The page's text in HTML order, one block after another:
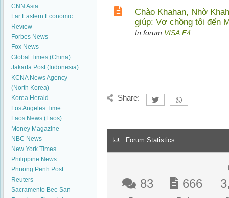
CNN Asia
Far Eastern Economic
Review
Forbes News
Fox News
Global Times (China)
Jakarta Post (Indonesia)
KCNA News Agency
(North Korea)
Korea Herald
Los Angeles Time
Laos News (Laos)
Money Magazine
NBC News
New York Times
Philippine News
Phnong Penh Post
Reuters
Sacramento Bee San
Chào Khahan, Nhờ
giúp: Vợ chồng tôi đến
In forum VISA F4
Share:
Forum Statistics
83 666